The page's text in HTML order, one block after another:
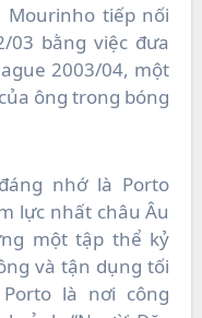
Mourinho tiếp nối
03 bằng việc đưa
2003/04, một
ông trong bóng
nhớ là Porto
lực nhất châu Âu
một tập thể kỷ
và tận dụng tối
là nơi công